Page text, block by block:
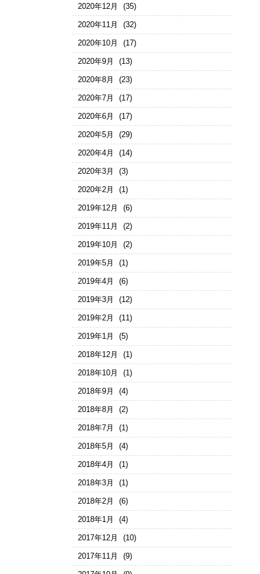
2020年12月 (35)
2020年11月 (32)
2020年10月 (17)
2020年9月 (13)
2020年8月 (23)
2020年7月 (17)
2020年6月 (17)
2020年5月 (29)
2020年4月 (14)
2020年3月 (3)
2020年2月 (1)
2019年12月 (6)
2019年11月 (2)
2019年10月 (2)
2019年5月 (1)
2019年4月 (6)
2019年3月 (12)
2019年2月 (11)
2019年1月 (5)
2018年12月 (1)
2018年10月 (1)
2018年9月 (4)
2018年8月 (2)
2018年7月 (1)
2018年5月 (4)
2018年4月 (1)
2018年3月 (1)
2018年2月 (6)
2018年1月 (4)
2017年12月 (10)
2017年11月 (9)